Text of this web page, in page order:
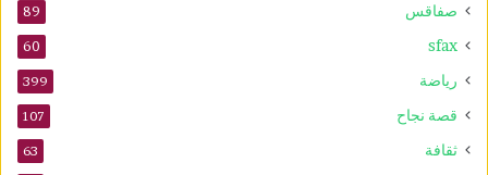
صفاقس 89
sfax
60
رياضة 399
قصة نجاح 107
ثقافة 63